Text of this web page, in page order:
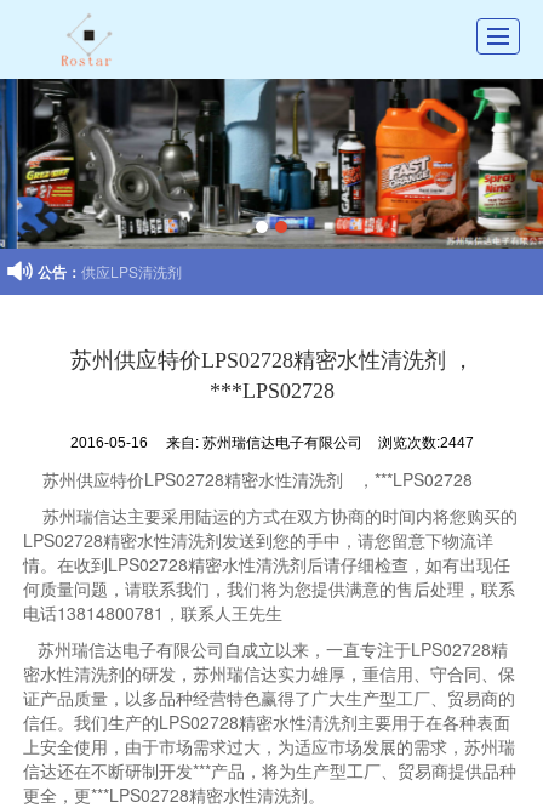
首页
公司介绍
产品展示
新闻动态
图库展示
 公告： 供应LPS清洗剂
苏州供应特价LPS02728精密水性清洗剂 ，
***LPS02728
2016-05-16 来自: 苏州瑞信达电子有限公司 浏览次数:2447
苏州供应特价LPS02728精密水性清洗剂 ，***LPS02728
苏州瑞信达主要采用陆运的方式在双方协商的时间内将您购买的
LPS02728精密水性清洗剂发送到您的手中，请您留意下物流详
情。在收到LPS02728精密水性清洗剂后请仔细检查，如有出现任
何质量问题，请联系我们，我们将为您提供满意的售后处理，联系
电话13814800781，联系人王先生
苏州瑞信达电子有限公司自成立以来，一直专注于LPS02728精
密水性清洗剂的研发，苏州瑞信达实力雄厚，重信用、守合同、保
证产品质量，以多品种经营特色赢得了广大生产型工厂、贸易商的
信任。我们生产的LPS02728精密水性清洗剂主要用于在各种表面
上安全使用，由于市场需求过大，为适应市场发展的需求，苏州瑞
信达还在不断研制开发***产品，将为生产型工厂、贸易商提供品种
更全，更***LPS02728精密水性清洗剂。